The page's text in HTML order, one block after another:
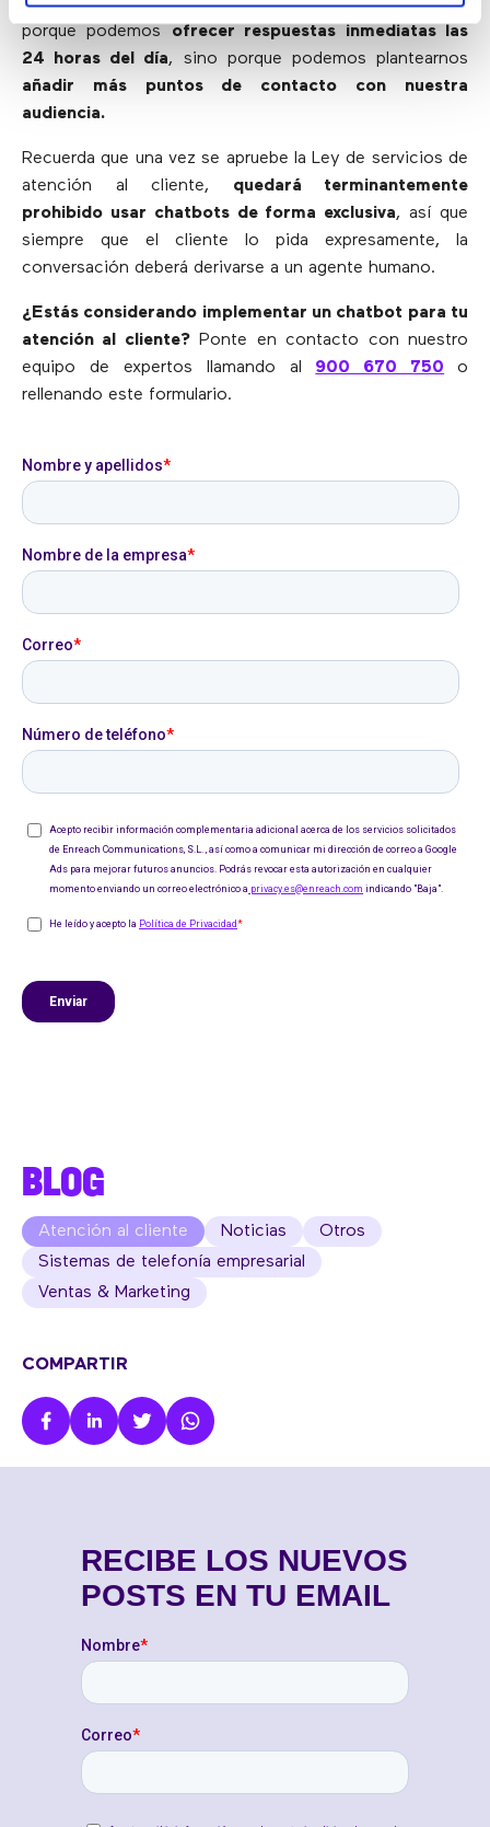
es vital para mejorar la atención al cliente. No solo
porque podemos ofrecer respuestas inmediatas las
24 horas del día, sino porque podemos plantearnos
añadir más puntos de contacto con nuestra
audiencia.
Recuerda que una vez se apruebe la Ley de servicios de
atención al cliente, quedará terminantemente
prohibido usar chatbots de forma exclusiva, así que
siempre que el cliente lo pida expresamente, la
conversación deberá derivarse a un agente humano.
¿Estás considerando implementar un chatbot para tu
atención al cliente?Ponte en contacto con nuestro
equipo de expertos llamando al 900 670 750
o
rellenando este formulario.
BLOG
Atención al cliente Noticias
Otros
Sistemas de telefonía empresarial
Ventas & Marketing
COMPARTIR